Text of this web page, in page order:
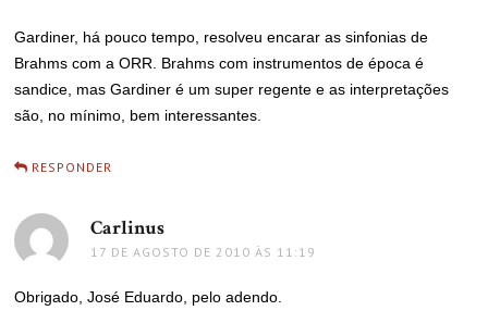
Gardiner, há pouco tempo, resolveu encarar as sinfonias de
Brahms com a ORR. Brahms com instrumentos de época é
sandice, mas Gardiner é um super regente e as interpretações
são, no mínimo, bem interessantes.
RESPONDER
Carlinus
17 DE AGOSTO DE 2010 ÀS 11:19
Obrigado, José Eduardo, pelo adendo.